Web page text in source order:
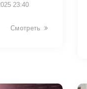
23:40
Смотреть